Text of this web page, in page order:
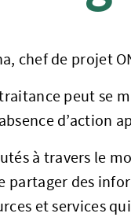
chef de projet
peut se
d’action
à travers le
partager des
et services